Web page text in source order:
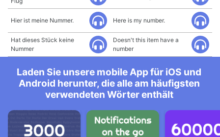
Hier ist meine Nummer. Here is my number.
Hat dieses Stück keine
Nummer
Doesn't this item have a
number
Laden Sie unsere mobile App für iOS und
Android herunter, die alle am häufigsten
verwendeten Wörter enthält